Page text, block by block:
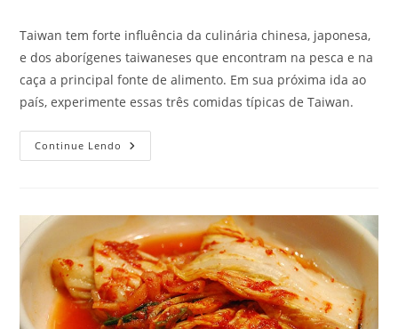
Taiwan tem forte influência da culinária chinesa, japonesa,
e dos aborígenes taiwaneses que encontram na pesca e na
caça a principal fonte de alimento. Em sua próxima ida ao
país, experimente essas três comidas típicas de Taiwan.
Continue Lendo Comidas
Típicas
Curiosos!
A
3ª
Você
Não
Pode
Deixar
De
Experimentar